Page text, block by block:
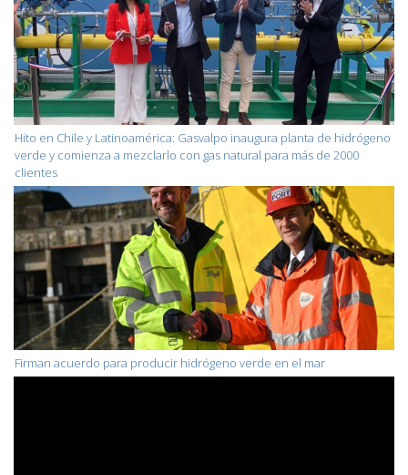
Hito en Chile y Latinoamérica: Gasvalpo inaugura planta de hidrógeno
verde y comienza a mezclarlo con gas natural para más de 2000
clientes
Firman acuerdo para producir hidrógeno verde en el mar